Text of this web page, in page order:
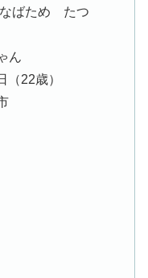
ため たつ
ん
22歳）